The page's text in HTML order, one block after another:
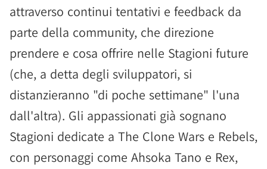
attraverso continui tentativi e feedback da
parte della community, che direzione
prendere e cosa offrire nelle Stagioni future
(che, a detta degli sviluppatori, si
distanzieranno "di poche settimane" l'una
dall'altra). Gli appassionati già sognano
Stagioni dedicate a The Clone Wars e Rebels,
con personaggi come Ahsoka Tano e Rex,